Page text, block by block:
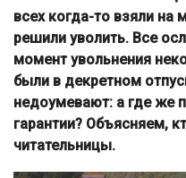
всех когда-то взяли на
решили уволить. Все
момент увольнения
были в декретном
недоумевают: а где же
гарантии? Объясняем,
читательницы.